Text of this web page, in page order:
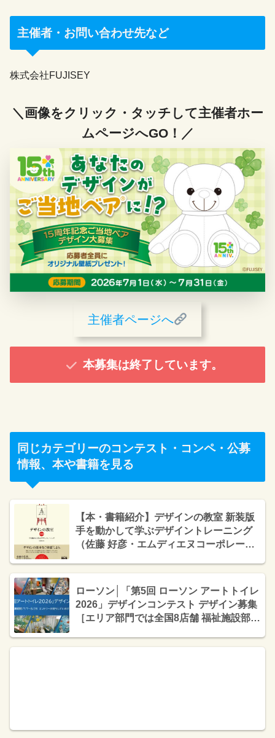
主催者・お問い合わせ先など
株式会社FUJISEY
＼画像をクリック・タッチして主催者ホー
ムページへGO！／
主催者ページへ
本募集は終了しています。
同じカテゴリーのコンテスト・コンペ・公募
情報、本や書籍を見る
【本・書籍紹介】デザインの教室 新装版
手を動かして学ぶデザイントレーニング
（佐藤 好彦・エムディエヌコーポレーシ
ローソン│「第5回 ローソン アートトイレ
2026」デザインコンテスト デザイン募集
［エリア部門では全国8店舗 福祉施設部門